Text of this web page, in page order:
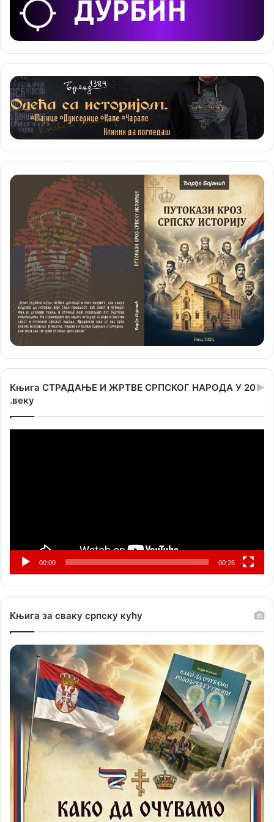
Књига СТРАДАЊЕ И ЖРТВЕ СРПСКОГ НАРОДА У 20
.веку
00:00 00:26
Књига за сваку српску кућу